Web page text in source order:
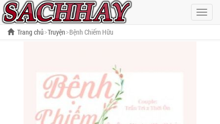
Hiện
menu
Trang chủ Truyện Bệnh Chiếm Hữu